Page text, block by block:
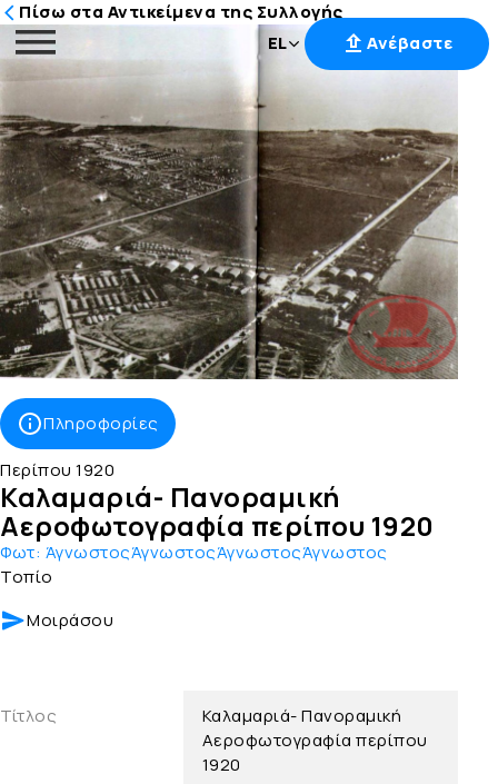
Μετάβαση
περιεχόμενο
EL Ανέβαστε
Πίσω στα Αντικείμενα της Συλλογής
Πληροφορίες
Περίπου 1920
Καλαμαριά- Πανοραμική
Αεροφωτογραφία περίπου 1920
Φωτ: ΆγνωστοςΆγνωστοςΆγνωστοςΆγνωστος
Τοπίο
Μοιράσου
Τίτλος
Καλαμαριά- Πανοραμική
Αεροφωτογραφία περίπου
1920